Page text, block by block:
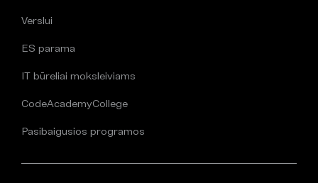
Verslui
ES parama
IT būreliai moksleiviams
CodeAcademyCollege
Pasibaigusios programos